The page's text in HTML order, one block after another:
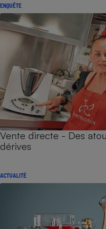
ENQUÊTE
Vente directe - Des
dérives
ACTUALITÉ